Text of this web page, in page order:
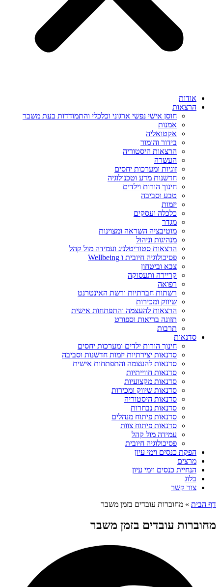
אודות
הרצאות
חוסן אישי נפשי ארגוני וכלכלי והתמודדות בעת משבר
אמנות
אקטואליה
בידור והומור
הרצאות היסטוריה
העשרה
זוגיות ומערכות יחסים
חדשנות מדע וטכנולוגיה
חינוך הורות וילדים
טבע וסביבה
יזמות
כלכלה ועסקים
מגדר
מוטיבציה השראה ומצוינות
מנהיגות וניהול
הרצאות סטוריטלניג ועמידה מול קהל
פסיכולוגיה חיובית ו Wellbeing
צבא וביטחון
קריירה ותעסוקה
רפואה
רשתות חברתיות ורשת האינטרנט
שיווק ומכירות
הרצאות להעצמה והתפתחות אישית
תזונה בריאות וספורט
תרבות
סדנאות
חינוך הורות ילדים ומערכות יחסים
סדנאות יצירתיות יזמות חדשנות וסביבה
סדנאות להעצמה והתפתחות אישית
סדנאות חווייתיות
סדנאות מקצועיות
סדנאות שיווק ומכירות
סדנאות היסטוריה
סדנאות נבחרות
סדנאות פיתוח מנהלים
סדנאות פיתוח צוות
עמידה מול קהל
פסיכולוגיה חיובית
הפקת כנסים וימי עיון
מרצים
הנחיית כנסים וימי עיון
בלוג
צור קשר
דף הבית » מחוברות עובדים בזמן משבר
מחוברות עובדים בזמן משבר